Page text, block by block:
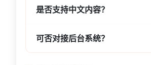
是否支持中文内容？
可否对接后台系统？